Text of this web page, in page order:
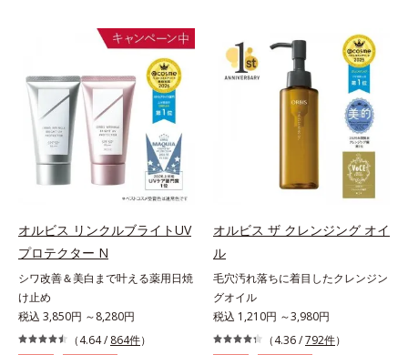
オルビス リンクルブライトUV
プロテクター N
シワ改善＆美白まで叶える薬用日焼
け止め
税込 3,850円 ～8,280円
（4.64 / 864件）
オルビス ザ クレンジング オイ
ル
毛穴汚れ落ちに着目したクレンジン
グオイル
税込 1,210円 ～3,980円
（4.36 /792件）